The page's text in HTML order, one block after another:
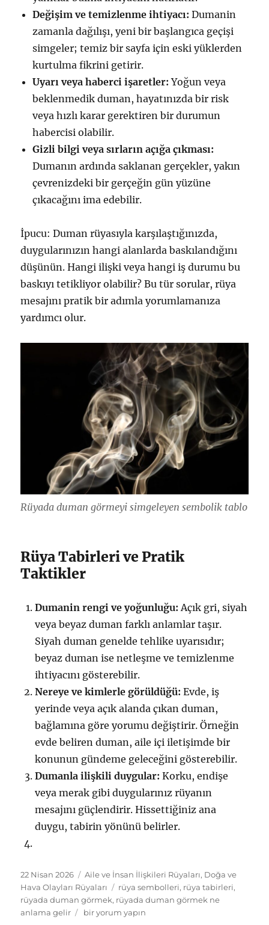
Değişim ve temizlenme ihtiyacı: Dumanin
zamanla dağılışı, yeni bir başlangıca geçişi
simgeler; temiz bir sayfa için eski yüklerden
kurtulma fikrini getirir.
Uyarı veya haberci işaretler: Yoğun veya
beklenmedik duman, hayatınızda bir risk
veya hızlı karar gerektiren bir durumun
habercisi olabilir.
Gizli bilgi veya sırların açığa çıkması:
Dumanın ardında saklanan gerçekler, yakın
çevrenizdeki bir gerçeğin gün yüzüne
çıkacağını ima edebilir.
İpucu: Duman rüyasıyla karşılaştığınızda,
duygularınızın hangi alanlarda baskılandığını
düşünün. Hangi ilişki veya hangi iş durumu bu
baskıyı tetikliyor olabilir? Bu tür sorular, rüya
mesajını pratik bir adımla yorumlamanıza
yardımcı olur.
Rüyada duman görmeyi simgeleyen sembolik tablo
Rüya Tabirleri ve Pratik
Taktikler
Dumanin rengi ve yoğunluğu: Açık gri, siyah
veya beyaz duman farklı anlamlar taşır.
Siyah duman genelde tehlike uyarısıdır;
beyaz duman ise netleşme ve temizlenme
ihtiyacını gösterebilir.
Nereye ve kimlerle görüldüğü: Evde, iş
yerinde veya açık alanda çıkan duman,
bağlamına göre yorumu değiştirir. Örneğin
evde beliren duman, aile içi iletişimde bir
konunun gündeme geleceğini gösterebilir.
Dumanla ilişkili duygular: Korku, endişe
veya merak gibi duygularınız rüyanın
mesajını güçlendirir. Hissettiğiniz ana
duygu, tabirin yönünü belirler.
Yayın
tarihi
22 Nisan 2026 Kategoriler
Aile ve İnsan İlişkileri Rüyaları, Doğa ve
Hava Olayları Rüyaları
Etiketler
rüya sembolleri, rüya tabirleri,
rüyada duman görmek, rüyada duman görmek ne
anlama gelir
Rüyada
bir yorum yapın